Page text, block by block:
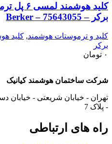
برکر – Berker – 75643055
کلید و ترموستات هوشمند, کلید
برکر
۰ تومان
شرکت ساختمان هوشمند کیانیک
تهران - خیابان شریعتی - خیابان
- پلاک 7
راه های ارتباطی